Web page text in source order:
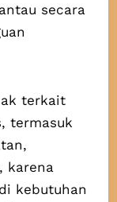
secara
terkait
termasuk
karena
kebutuhan